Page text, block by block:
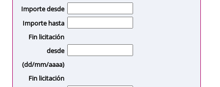
Importe desde
Importe hasta
Fin licitación
desde
(dd/mm/aaaa)
Fin licitación